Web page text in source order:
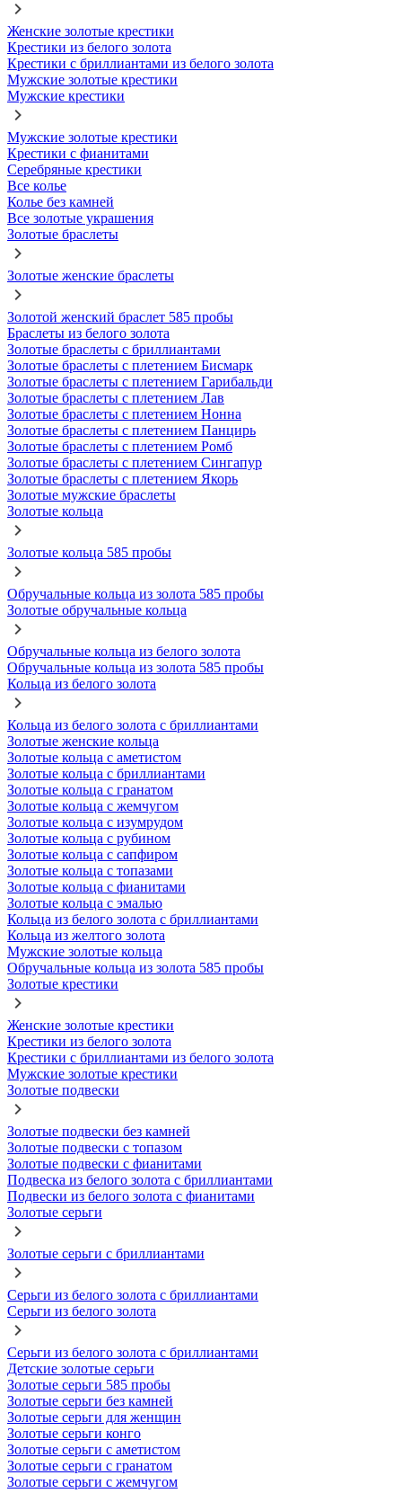
Женские золотые крестики
Крестики из белого золота
Крестики с бриллиантами из белого золота
Мужские золотые крестики
Мужские крестики
Мужские золотые крестики
Крестики с фианитами
Серебряные крестики
Все колье
Колье без камней
Все золотые украшения
Золотые браслеты
Золотые женские браслеты
Золотой женский браслет 585 пробы
Браслеты из белого золота
Золотые браслеты с бриллиантами
Золотые браслеты с плетением Бисмарк
Золотые браслеты с плетением Гарибальди
Золотые браслеты с плетением Лав
Золотые браслеты с плетением Нонна
Золотые браслеты с плетением Панцирь
Золотые браслеты с плетением Ромб
Золотые браслеты с плетением Сингапур
Золотые браслеты с плетением Якорь
Золотые мужские браслеты
Золотые кольца
Золотые кольца 585 пробы
Обручальные кольца из золота 585 пробы
Золотые обручальные кольца
Обручальные кольца из белого золота
Обручальные кольца из золота 585 пробы
Кольца из белого золота
Кольца из белого золота с бриллиантами
Золотые женские кольца
Золотые кольца с аметистом
Золотые кольца с бриллиантами
Золотые кольца с гранатом
Золотые кольца с жемчугом
Золотые кольца с изумрудом
Золотые кольца с рубином
Золотые кольца с сапфиром
Золотые кольца с топазами
Золотые кольца с фианитами
Золотые кольца с эмалью
Кольца из белого золота с бриллиантами
Кольца из желтого золота
Мужские золотые кольца
Обручальные кольца из золота 585 пробы
Золотые крестики
Женские золотые крестики
Крестики из белого золота
Крестики с бриллиантами из белого золота
Мужские золотые крестики
Золотые подвески
Золотые подвески без камней
Золотые подвески с топазом
Золотые подвески с фианитами
Подвеска из белого золота с бриллиантами
Подвески из белого золота с фианитами
Золотые серьги
Золотые серьги с бриллиантами
Серьги из белого золота с бриллиантами
Серьги из белого золота
Серьги из белого золота с бриллиантами
Детские золотые серьги
Золотые серьги 585 пробы
Золотые серьги без камней
Золотые серьги для женщин
Золотые серьги конго
Золотые серьги с аметистом
Золотые серьги с гранатом
Золотые серьги с жемчугом